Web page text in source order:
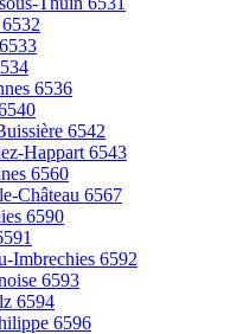
6536
6542
Happart 6543
6560
Château 6567
6590
Imbrechies 6592
6593
6594
6596